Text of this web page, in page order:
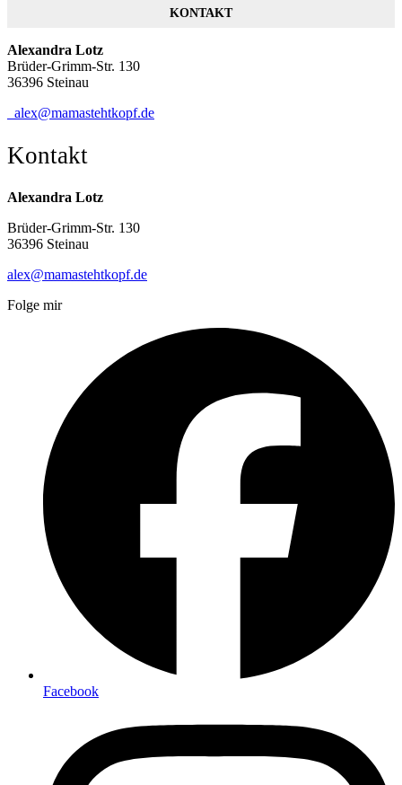
KONTAKT
Alexandra Lotz
Brüder-Grimm-Str. 130
36396 Steinau
alex@mamastehtkopf.de
Kontakt
Alexandra Lotz
Brüder-Grimm-Str. 130
36396 Steinau
alex@mamastehtkopf.de
Folge mir
Facebook